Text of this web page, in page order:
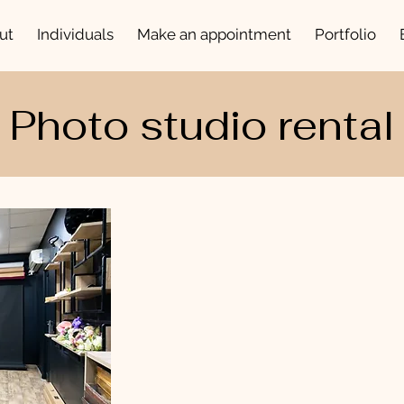
Individuals Make an appointment Portfolio
Photo studio rental